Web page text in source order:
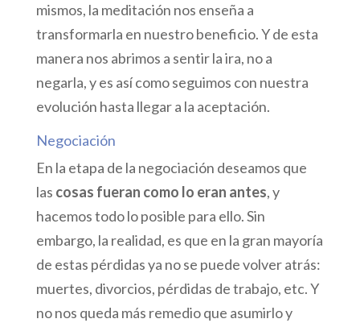
mismos, la meditación nos enseña a
transformarla en nuestro beneficio. Y de esta
manera nos abrimos a sentir la ira, no a
negarla, y es así como seguimos con nuestra
evolución hasta llegar a la aceptación.
Negociación
En la etapa de la negociación deseamos que
las cosas fueran como lo eran antes, y
hacemos todo lo posible para ello. Sin
embargo, la realidad, es que en la gran mayoría
de estas pérdidas ya no se puede volver atrás:
muertes, divorcios, pérdidas de trabajo, etc. Y
no nos queda más remedio que asumirlo y